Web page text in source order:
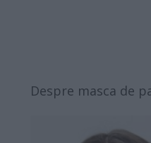
Despre masca de